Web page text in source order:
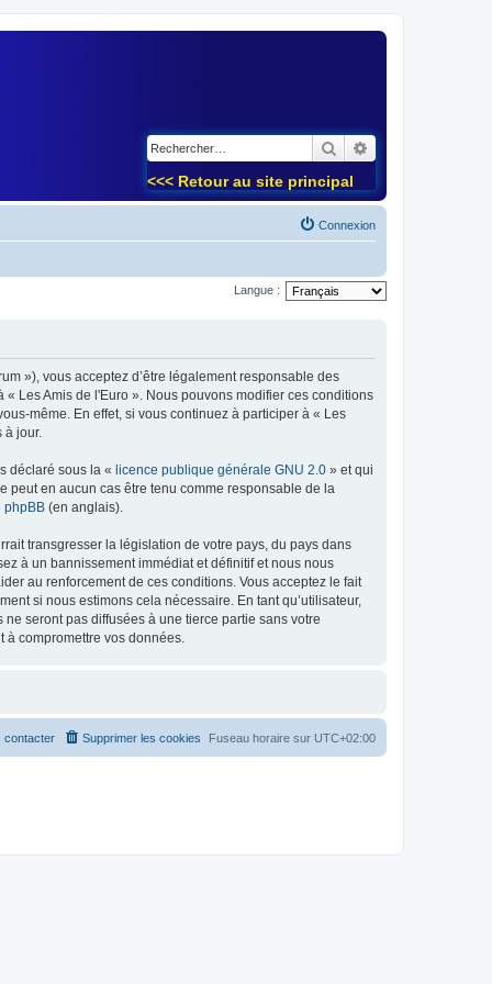
Rechercher
<<< Retour au site principal
Connexion
Langue :
»), vous acceptez d’être légalement responsable des
Les Amis de l'Euro ». Nous pouvons modifier ces conditions
même. En effet, si vous continuez à participer à « Les
jour.
déclaré sous la « licence publique générale GNU 2.0 » et qui
peut en aucun cas être tenu comme responsable de la
phpBB (en anglais).
transgresser la législation de votre pays, du pays dans
à un bannissement immédiat et définitif et nous nous
au renforcement de ces conditions. Vous acceptez le fait
si nous estimons cela nécessaire. En tant qu’utilisateur,
seront pas diffusées à une tierce partie sans votre
compromettre vos données.
Fuseau horaire sur UTC+02:00
Supprimer les cookies
contacter